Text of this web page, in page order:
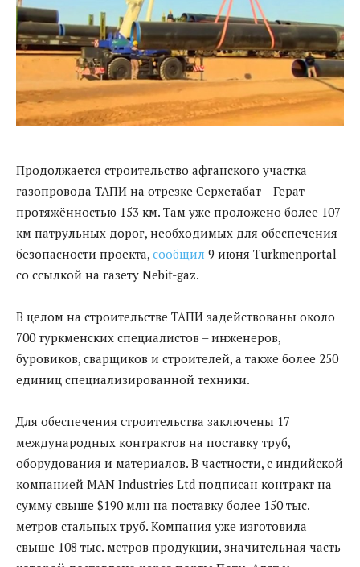
Продолжается строительство афганского участка
газопровода ТАПИ на отрезке Серхетабат – Герат
протяжённостью 153 км. Там уже проложено более 107
км патрульных дорог, необходимых для обеспечения
безопасности проекта, сообщил 9 июня Turkmenportal
со ссылкой на газету Nebit-gaz.
В целом на строительстве ТАПИ задействованы около
700 туркменских специалистов – инженеров,
буровиков, сварщиков и строителей, а также более 250
единиц специализированной техники.
Для обеспечения строительства заключены 17
международных контрактов на поставку труб,
оборудования и материалов. В частности, с индийской
компанией MAN Industries Ltd подписан контракт на
сумму свыше $190 млн на поставку более 150 тыс.
метров стальных труб. Компания уже изготовила
свыше 108 тыс. метров продукции, значительная часть